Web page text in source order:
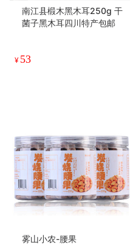
南江县椴木黑木耳250g 干
菌子黑木耳四川特产包邮
¥ 53
雾山小农-腰果